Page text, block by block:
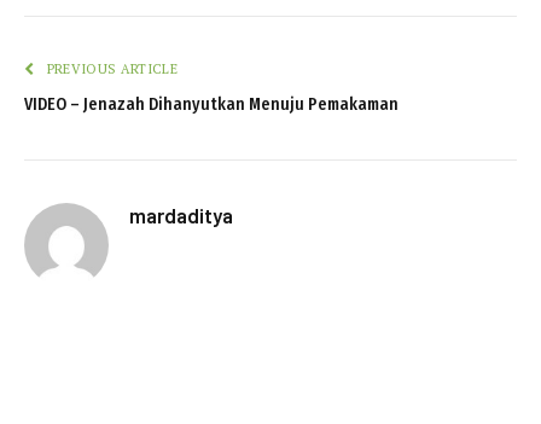
PREVIOUS ARTICLE
VIDEO – Jenazah Dihanyutkan Menuju Pemakaman
mardaditya